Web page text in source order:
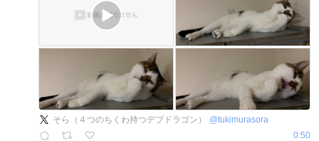
そら（４つのちくわ持つデブドラゴン） @tukimurasora
0:50